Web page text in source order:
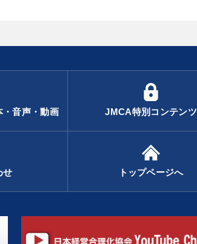
・音声・動画 JMCA特別コンテンツ
せ トップページへ